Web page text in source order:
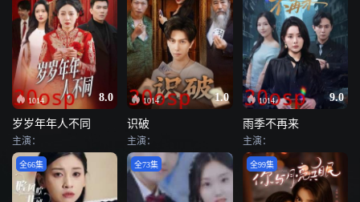
1014 8.0
岁岁年年人不同
主演：
1014 1.0
识破
主演：
1014 9.0
雨季不再来
主演：
全66集 全73集 全99集